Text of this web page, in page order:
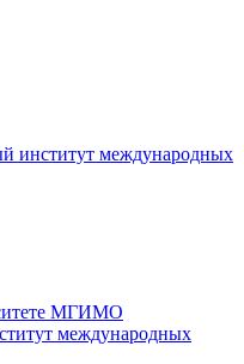
институт международных
МГИМО
международных